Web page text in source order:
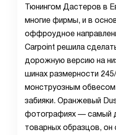
Тюнингом Дастеров в
многие фирмы, и в
оффроудное
Carpoint решила
дорожную версию на
шинах размерности
монструозным обвесом
забияки. Оранжевый
фотографиях — самый
товарных образцов, он